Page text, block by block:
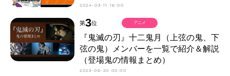
2024-03-11 16:00
第3位
『鬼滅の刃』十二鬼月（上弦の鬼、下
弦の鬼）メンバーを一覧で紹介＆解説
（登場鬼の情報まとめ）
2023-06-20 00:00
アニメ